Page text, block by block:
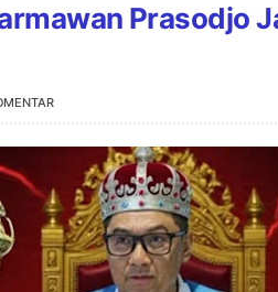
Prasodjo